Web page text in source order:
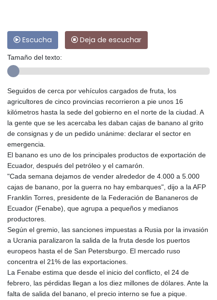
Escucha Deja de escuchar
Tamaño del texto:
Seguidos de cerca por vehículos cargados de fruta, los
agricultores de cinco provincias recorrieron a pie unos 16
kilómetros hasta la sede del gobierno en el norte de la ciudad. A
la gente que se les acercaba les daban cajas de banano al grito
de consignas y de un pedido unánime: declarar el sector en
emergencia.
El banano es uno de los principales productos de exportación de
Ecuador, después del petróleo y el camarón.
"Cada semana dejamos de vender alrededor de 4.000 a 5.000
cajas de banano, por la guerra no hay embarques", dijo a la AFP
Franklin Torres, presidente de la Federación de Bananeros de
Ecuador (Fenabe), que agrupa a pequeños y medianos
productores.
Según el gremio, las sanciones impuestas a Rusia por la invasión
a Ucrania paralizaron la salida de la fruta desde los puertos
europeos hasta el de San Petersburgo. El mercado ruso
concentra el 21% de las exportaciones.
La Fenabe estima que desde el inicio del conflicto, el 24 de
febrero, las pérdidas llegan a los diez millones de dólares. Ante la
falta de salida del banano, el precio interno se fue a pique.